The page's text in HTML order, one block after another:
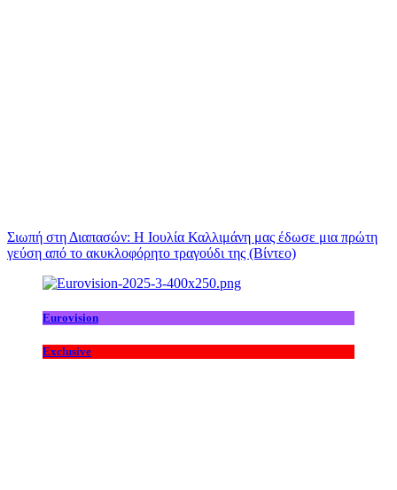
Σιωπή στη Διαπασών: Η Ιουλία Καλλιμάνη μας έδωσε μια πρώτη
γεύση από το ακυκλοφόρητο τραγούδι της (Βίντεο)
Eurovision
Exclusive